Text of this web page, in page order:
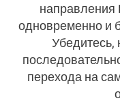
POS для розничной
POS “Торговые
для здоровья
направления
одновременно и
Убедитесь,
перехода на